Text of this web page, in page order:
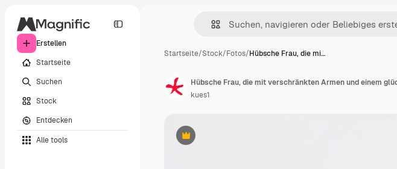
Erstellen
Startseite
Suchen
Stock
Entdecken
Alle tools
Startseite/Stock/Fotos/Hübsche Frau, die mi…
Premium
kues1